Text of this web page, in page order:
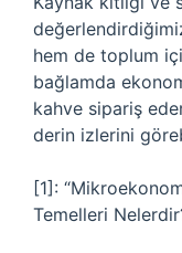
hem de toplum
bağlamda
kahve sipariş
derin izlerini
[1]:
Temelleri